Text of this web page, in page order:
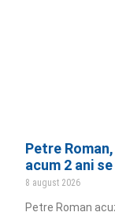
Petre
acum 2 ani
8 august 2026
Petre Roman